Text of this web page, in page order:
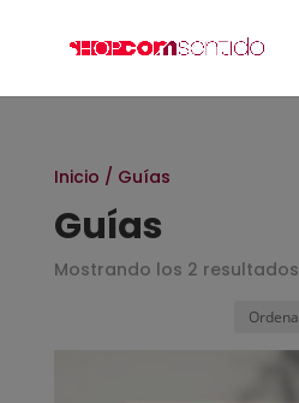
Inicio / Guías
Guías
Mostrando los 2 resultados